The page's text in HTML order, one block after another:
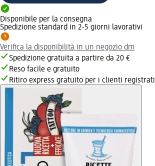
Disponibile per la consegna
Spedizione standard in 2-5 giorni lavorativi
Verifica la disponibilità in un negozio dm
Spedizione gratuita a partire da 20 €
Reso facile e gratuito
Ritiro express gratuito per i clienti registrati